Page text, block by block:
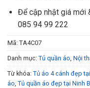
Để cập nhật giá mới
085 94 99 222
Mã: TA4C07
Danh mục: Tủ quần áo, Nội
Từ khóa: Tủ áo 4 cánh đẹp
áo, Tủ quần áo đẹp tại Ninh